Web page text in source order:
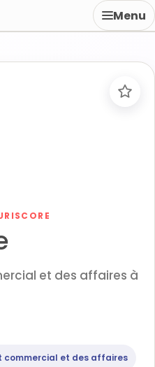
Menu
et des affaires à
commercial et des affaires